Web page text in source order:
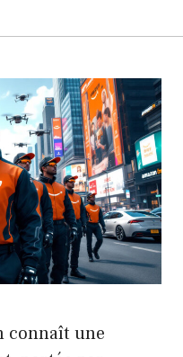
connaît une